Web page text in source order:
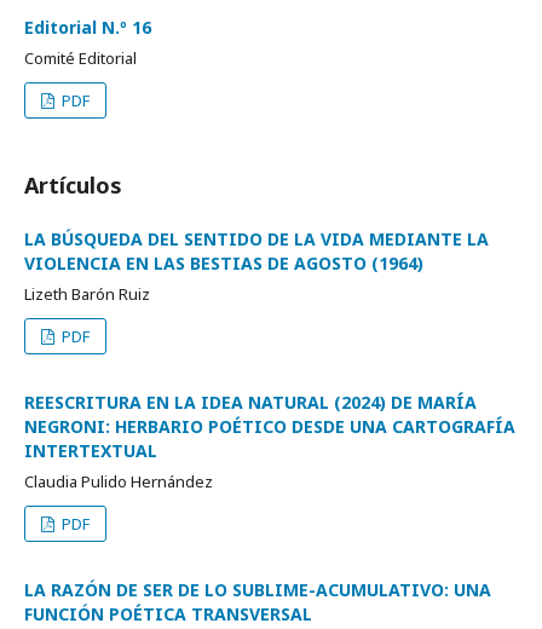
Editorial N.º 16
Comité Editorial
PDF
Artículos
LA BÚSQUEDA DEL SENTIDO DE LA VIDA MEDIANTE LA
VIOLENCIA EN LAS BESTIAS DE AGOSTO (1964)
Lizeth Barón Ruiz
PDF
REESCRITURA EN LA IDEA NATURAL (2024) DE MARÍA
NEGRONI: HERBARIO POÉTICO DESDE UNA CARTOGRAFÍA
INTERTEXTUAL
Claudia Pulido Hernández
PDF
LA RAZÓN DE SER DE LO SUBLIME-ACUMULATIVO: UNA
FUNCIÓN POÉTICA TRANSVERSAL